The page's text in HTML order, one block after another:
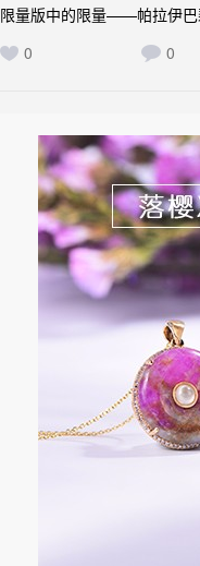
限量版中的限量——帕拉伊巴
0
0